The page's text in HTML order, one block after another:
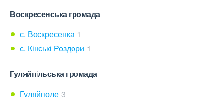
Воскресенська громада
с. Воскресенка 1
с. Кінські Роздори 1
Гуляйпільська громада
Гуляйполе 3